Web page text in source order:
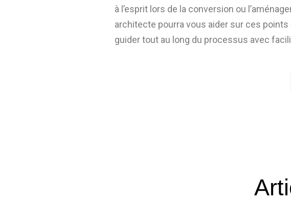
à l’esprit lors de la conversion ou
architecte pourra vous aider sur ces points
guider tout au long du processus avec